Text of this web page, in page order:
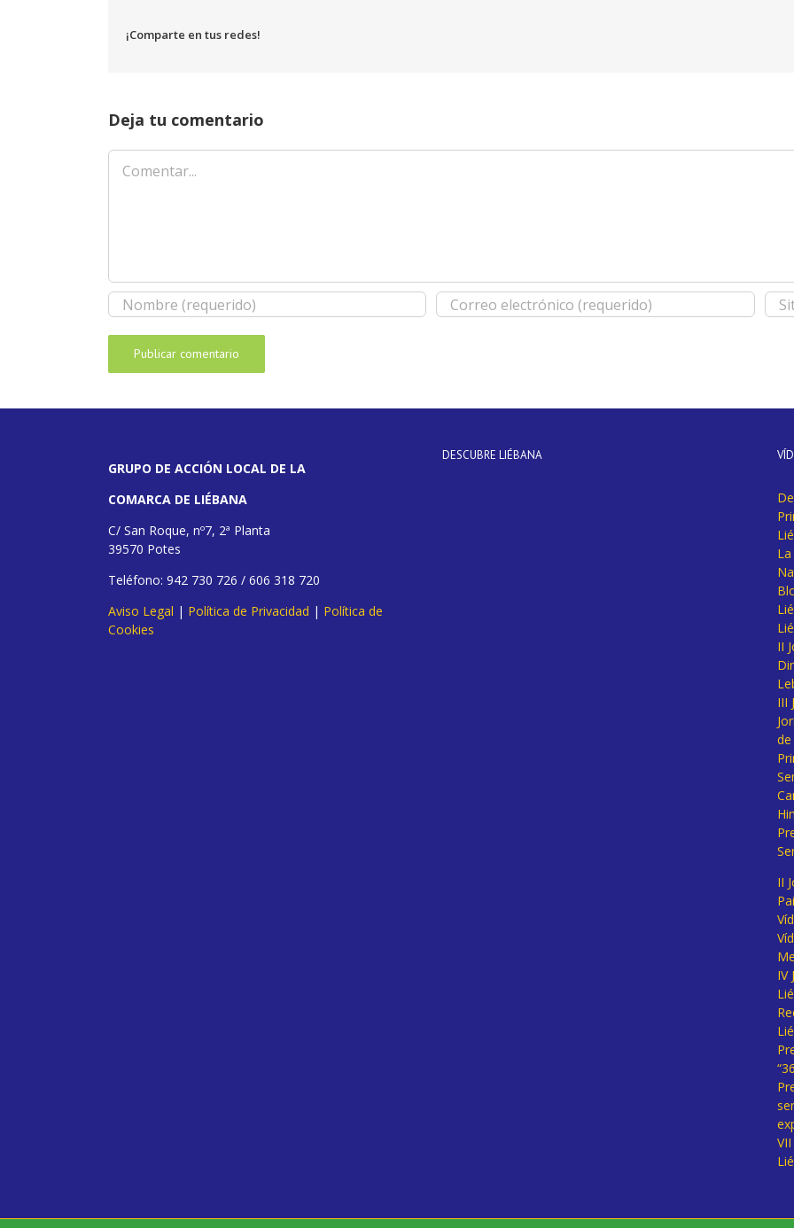
¡Comparte en tus redes!
Deja tu comentario
Comentar
GRUPO DE ACCIÓN LOCAL DE LA
COMARCA DE LIÉBANA
C/ San Roque, nº7, 2ª Planta
39570 Potes
Teléfono: 942 730 726 / 606 318 720
Aviso Legal | Política de Privacidad | Política de
Cookies
DESCUBRE LIÉBANA
II
III
II
IV